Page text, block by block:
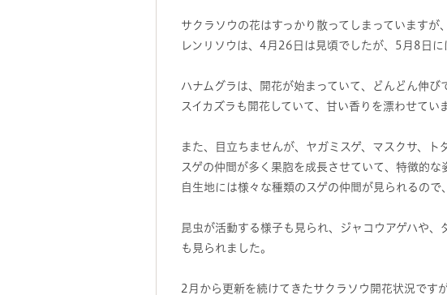
サクラソウの花はすっかり散ってしまっています
レンリソウは、4月26日は見頃でしたが、5月8日
ハナムグラは、開花が始まっていて、どんどん伸
スイカズラも開花していて、甘い香りを漂わせてい
また、目立ちませんが、ヤガミスゲ、マスクサ、ト
スゲの仲間が多く果胞を成長させていて、特徴的な
自生地には様々な種類のスゲの仲間が見られるので
昆虫が活動する様子も見られ、ジャコウアゲハや
も見られました。
2月から更新を続けてきたサクラソウ開花状況です